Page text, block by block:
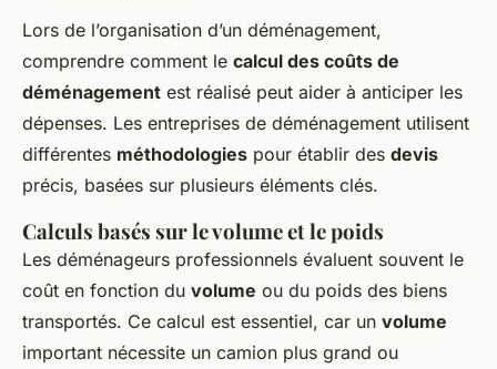
Lors de l’organisation d’un déménagement,
comprendre comment le calcul des coûts de
déménagement est réalisé peut aider à anticiper les
dépenses. Les entreprises de déménagement utilisent
différentes méthodologies pour établir des devis
précis, basées sur plusieurs éléments clés.
Calculs basés sur le volume et le poids
Les déménageurs professionnels évaluent souvent le
coût en fonction du volume ou du poids des biens
transportés. Ce calcul est essentiel, car un volume
important nécessite un camion plus grand ou